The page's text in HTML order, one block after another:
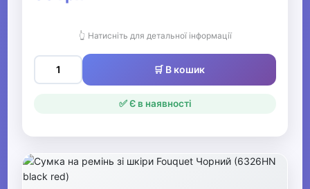
👆 Натисніть для детальної інформації
🛒 В кошик
✅ Є в наявності